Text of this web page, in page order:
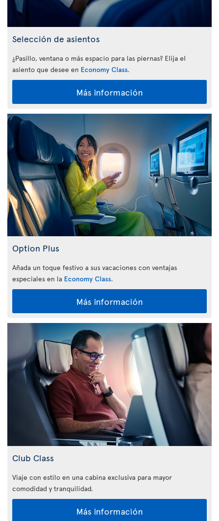
Selección de asientos
¿Pasillo, ventana o más espacio para las piernas? Elija el
asiento que desee en Economy Class.
Más información
Option Plus
Añada un toque festivo a sus vacaciones con ventajas
especiales en la Economy Class.
Más información
Club Class
Viaje con estilo en una cabina exclusiva para mayor
comodidad y tranquilidad.
Más información